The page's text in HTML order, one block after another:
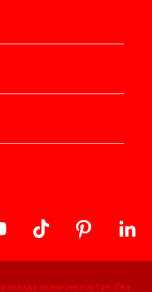
звезда званични портал. Сва